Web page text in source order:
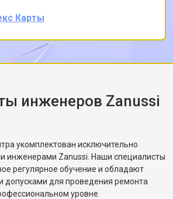
и проскальзывал.
без лишних разговоров,
в режиме стирки и
вращение барабана
как правильно
Карты
инженеров Zanussi
укомплектован исключительно
инженерами Zanussi. Наши специалисты
регулярное обучение и обладают
для проведения ремонта
уровне.